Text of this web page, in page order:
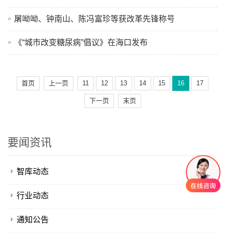
屠呦呦、钟南山、陈冯富珍等获改革先锋称号
《“城市改变糖尿病”倡议》在海口发布
首页 上一页 11 12 13 14 15 16 17
下一页 末页
要闻资讯
智库动态
行业动态
通知公告